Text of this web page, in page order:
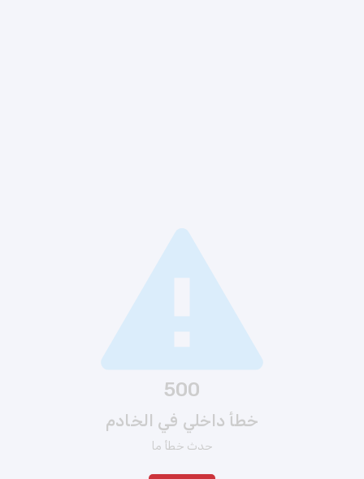
500
خطأ داخلي في الخادم
حدث خطأ ما